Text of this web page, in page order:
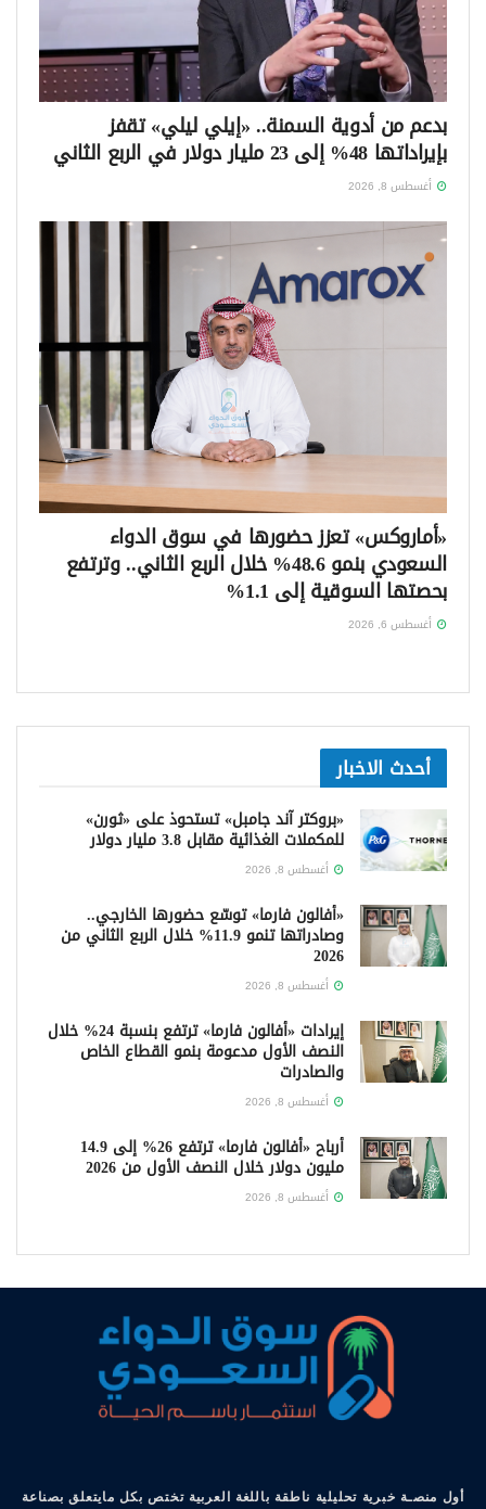
بدعم من أدوية السمنة.. «إيلي ليلي» تقفز
بإيراداتها 48% إلى 23 مليار دولار في الربع الثاني
أغسطس 8, 2026
«أماروكس» تعزز حضورها في سوق الدواء
السعودي بنمو 48.6% خلال الربع الثاني.. وترتفع
بحصتها السوقية إلى 1.1%
أغسطس 6, 2026
أحدث الاخبار
«بروكتر آند جامبل» تستحوذ على «ثورن»
للمكملات الغذائية مقابل 3.8 مليار دولار
أغسطس 8, 2026
«أفالون فارما» توسّع حضورها الخارجي..
وصادراتها تنمو 11.9% خلال الربع الثاني من
2026
أغسطس 8, 2026
إيرادات «أفالون فارما» ترتفع بنسبة 24% خلال
النصف الأول مدعومة بنمو القطاع الخاص
والصادرات
أغسطس 8, 2026
أرباح «أفالون فارما» ترتفع 26% إلى 14.9
مليون دولار خلال النصف الأول من 2026
أغسطس 8, 2026
أول منصـة خبرية تحليلية ناطقة باللغة العربية تختص بكل مايتعلق بصناعة